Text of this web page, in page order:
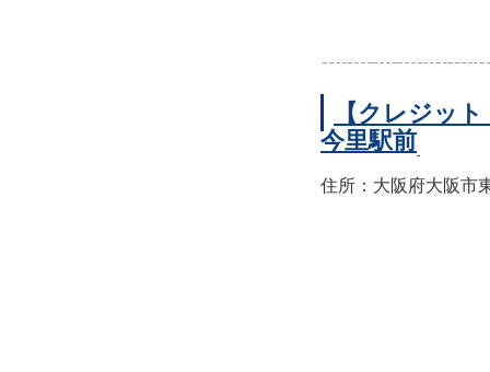
【クレジッ
今里駅前
住所：大阪府大阪市